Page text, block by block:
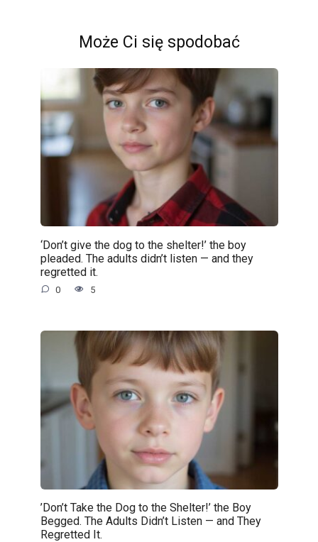
Może Ci się spodobać
‘Don’t give the dog to the shelter!’ the boy
pleaded. The adults didn’t listen — and they
regretted it.
0 5
’Don’t Take the Dog to the Shelter!’ the Boy
Begged. The Adults Didn’t Listen — and They
Regretted It.